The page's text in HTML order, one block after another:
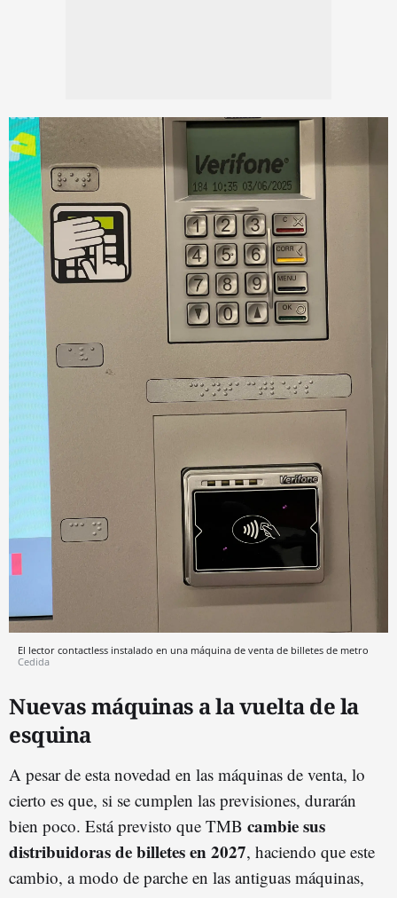
El lector contactless instalado en una máquina de venta de billetes de metro
Cedida
Nuevas máquinas a la vuelta de la
esquina
A pesar de esta novedad en las máquinas de venta, lo
cierto es que, si se cumplen las previsiones, durarán
bien poco. Está previsto que TMB cambie sus
distribuidoras de billetes en 2027, haciendo que este
cambio, a modo de parche en las antiguas máquinas,